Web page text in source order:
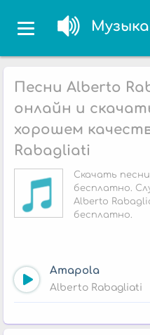
Музыка
Песни Alberto
онлайн и
хорошем
Rabagliati
Скачать
бесплатно.
Alberto
бесплатно.
Amapola
Alberto Rabagliati